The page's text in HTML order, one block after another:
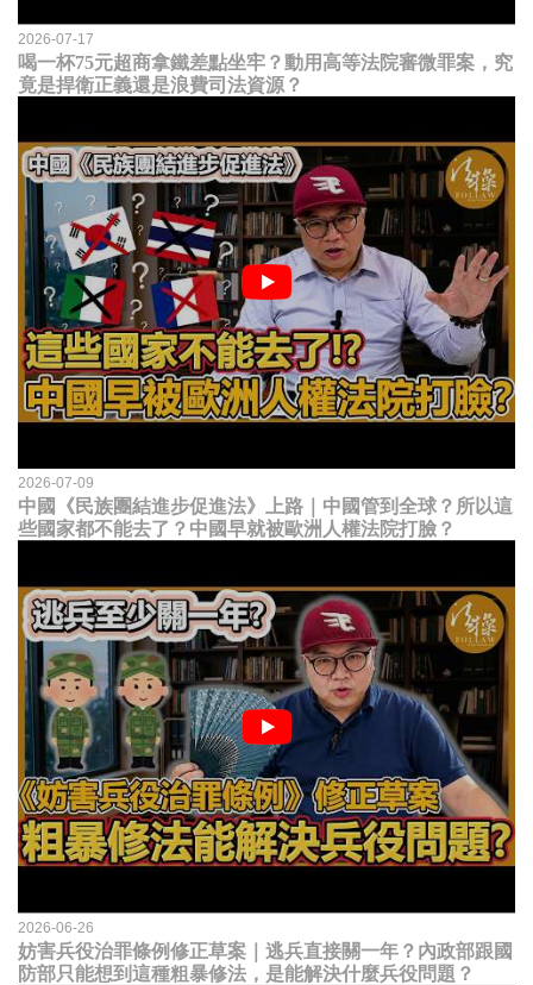
2026-07-17
喝一杯75元超商拿鐵差點坐牢？動用高等法院審微罪案，究
竟是捍衛正義還是浪費司法資源？
2026-07-09
中國《民族團結進步促進法》上路｜中國管到全球？所以這
些國家都不能去了？中國早就被歐洲人權法院打臉？
2026-06-26
妨害兵役治罪條例修正草案｜逃兵直接關一年？內政部跟國
防部只能想到這種粗暴修法，是能解決什麼兵役問題？